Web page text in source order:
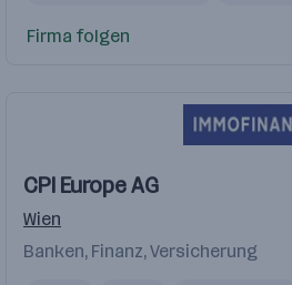
Firma folgen
CPI Europe AG
Wien
Banken, Finanz, Versicherung